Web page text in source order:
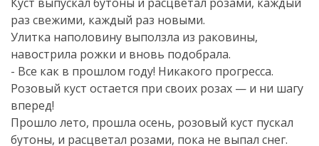
раз свежими, каждый раз новыми.
Улитка наполовину выползла из раковины,
навострила рожки и вновь подобрала.
- Все как в прошлом году! Никакого прогресса.
Розовый куст остается при своих розах — и ни шагу
вперед!
Прошло лето, прошла осень, розовый куст пускал
бутоны, и расцветал розами, пока не выпал снег.